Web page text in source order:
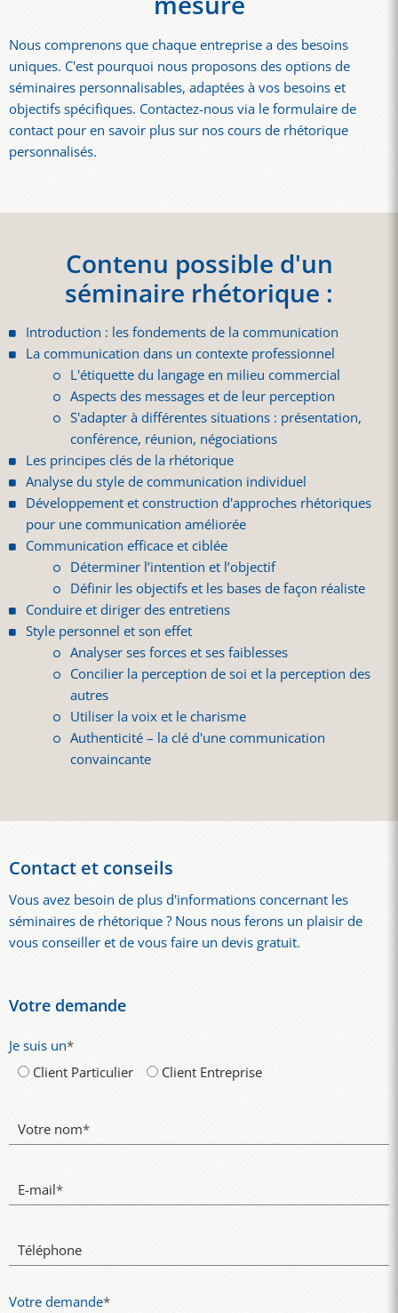
Nous comprenons que chaque entreprise a des besoins
uniques. C'est pourquoi nous proposons des options de
séminaires personnalisables, adaptées à vos besoins et
objectifs spécifiques. Contactez-nous via le formulaire de
contact pour en savoir plus sur nos cours de rhétorique
personnalisés.
Contenu possible d'un
séminaire rhétorique :
Introduction : les fondements de la communication
La communication dans un contexte professionnel
L'étiquette du langage en milieu commercial
Aspects des messages et de leur perception
S'adapter à différentes situations : présentation,
conférence, réunion, négociations
Les principes clés de la rhétorique
Analyse du style de communication individuel
Développement et construction d'approches rhétoriques
pour une communication améliorée
Communication efficace et ciblée
Déterminer l’intention et l’objectif
Définir les objectifs et les bases de façon réaliste
Conduire et diriger des entretiens
Style personnel et son effet
Analyser ses forces et ses faiblesses
Concilier la perception de soi et la perception des
autres
Utiliser la voix et le charisme
Authenticité – la clé d'une communication
convaincante
Contact et conseils
Vous avez besoin de plus d'informations concernant les
séminaires de rhétorique ? Nous nous ferons un plaisir de
vous conseiller et de vous faire un devis gratuit.
Votre demande
Je suis un*
Client Particulier
Client Entreprise
Votre nom*
E-mail*
Téléphone
Votre demande*